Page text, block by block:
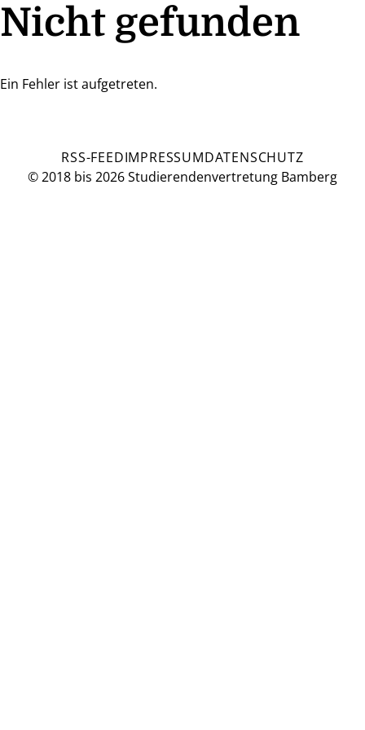
Nicht gefunden
Ein Fehler ist aufgetreten.
© 2018 bis 2026 Studierendenvertretung Bamberg
RSS-FEEDIMPRESSUMDATENSCHUTZ